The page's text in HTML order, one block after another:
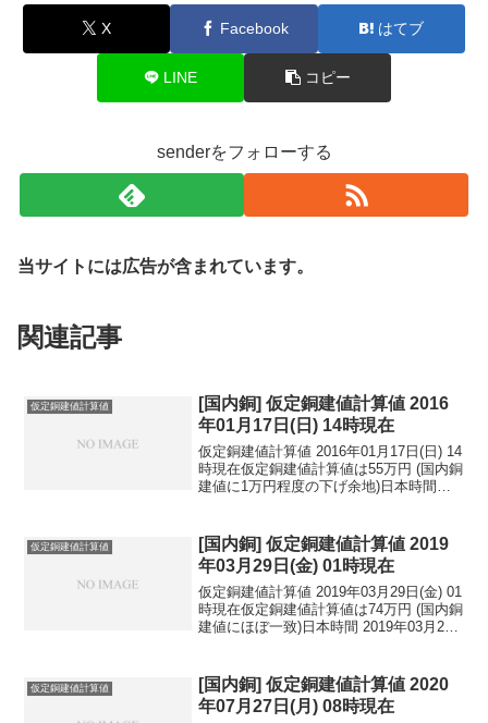
X Facebook はてブ
LINE コピー
senderをフォローする
当サイトには広告が含まれています。
関連記事
仮定銅建値計算値
[国内銅] 仮定銅建値計算値 2016
年01月17日(日) 14時現在
仮定銅建値計算値 2016年01月17日(日) 14
時現在仮定銅建値計算値は55万円 (国内銅
建値に1万円程度の下げ余地)日本時間
民元：1...
仮定銅建値計算値
[国内銅] 仮定銅建値計算値 2019
年03月29日(金) 01時現在
仮定銅建値計算値 2019年03月29日(金) 01
時現在仮定銅建値計算値は74万円 (国内銅
建値にほぼ一致)日本時間 2019年03月29
円...
仮定銅建値計算値
[国内銅] 仮定銅建値計算値 2020
年07月27日(月) 08時現在